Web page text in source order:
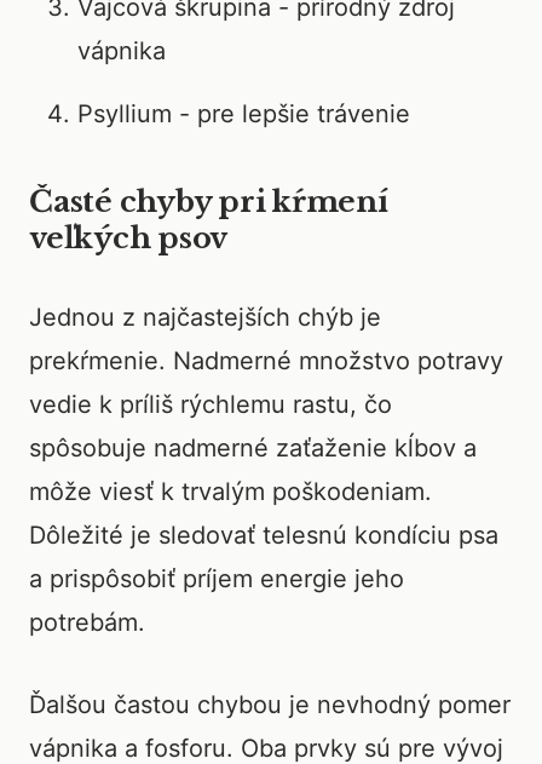
Vajcová škrupina - prírodný zdroj
vápnika
Psyllium - pre lepšie trávenie
Časté chyby pri kŕmení
veľkých psov
Jednou z najčastejších chýb je
prekŕmenie. Nadmerné množstvo potravy
vedie k príliš rýchlemu rastu, čo
spôsobuje nadmerné zaťaženie kĺbov a
môže viesť k trvalým poškodeniam.
Dôležité je sledovať telesnú kondíciu psa
a prispôsobiť príjem energie jeho
potrebám.
Ďalšou častou chybou je nevhodný pomer
vápnika a fosforu. Oba prvky sú pre vývoj